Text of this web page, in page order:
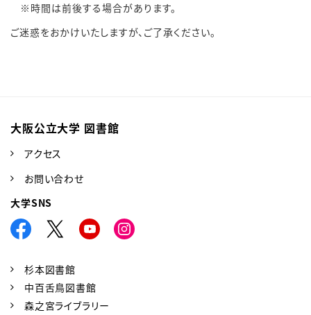
時間は前後する場合があります。
ご迷惑をおかけいたしますが、ご了承ください。
大阪公立大学 図書館
アクセス
お問い合わせ
大学SNS
杉本図書館
中百舌鳥図書館
森之宮ライブラリー